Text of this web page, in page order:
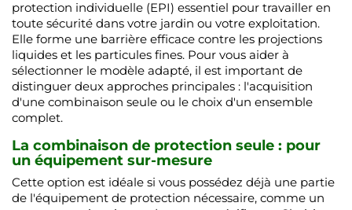
protection individuelle (EPI) essentiel pour travailler en
toute sécurité dans votre jardin ou votre exploitation.
Elle forme une barrière efficace contre les projections
liquides et les particules fines. Pour vous aider à
sélectionner le modèle adapté, il est important de
distinguer deux approches principales : l'acquisition
d'une combinaison seule ou le choix d'un ensemble
complet.
La combinaison de protection seule : pour
un équipement sur-mesure
Cette option est idéale si vous possédez déjà une partie
de l'équipement de protection nécessaire, comme un